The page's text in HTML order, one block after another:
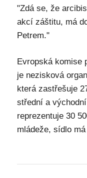
"Zdá se, že
akcí záštitu, má
Petrem."
Evropská komise
je nezisková
která zastřešuje
střední a
reprezentuje 30
mládeže, sídlo